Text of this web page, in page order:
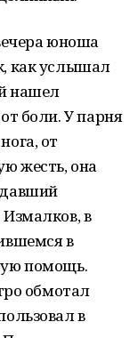
юноша
как услышал
нашел
боли. У парня
от
жесть, она
в
в
помощь.
обмотал
в